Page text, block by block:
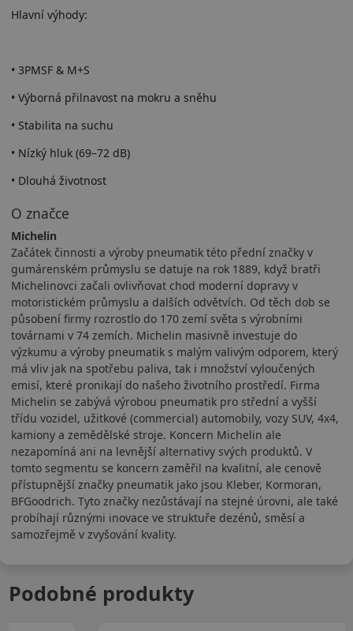
Hlavní výhody:
• 3PMSF & M+S
• Výborná přilnavost na mokru a sněhu
• Stabilita na suchu
• Nízký hluk (69–72 dB)
• Dlouhá životnost
O značce
Michelin
Začátek činnosti a výroby pneumatik této přední značky v
gumárenském průmyslu se datuje na rok 1889, když bratři
Michelinovci začali ovlivňovat chod moderní dopravy v
motoristickém průmyslu a dalších odvětvích. Od těch dob se
působení firmy rozrostlo do 170 zemí světa s výrobními
továrnami v 74 zemích. Michelin masivně investuje do
výzkumu a výroby pneumatik s malým valivým odporem, který
má vliv jak na spotřebu paliva, tak i množství vyloučených
emisí, které pronikají do našeho životního prostředí. Firma
Michelin se zabývá výrobou pneumatik pro střední a vyšší
třídu vozidel, užitkové (commercial) automobily, vozy SUV, 4x4,
kamiony a zemědělské stroje. Koncern Michelin ale
nezapomíná ani na levnější alternativy svých produktů. V
tomto segmentu se koncern zaměřil na kvalitní, ale cenově
přístupnější značky pneumatik jako jsou Kleber, Kormoran,
BFGoodrich. Tyto značky nezůstávají na stejné úrovni, ale také
probíhají různými inovace ve struktuře dezénů, směsí a
samozřejmě v zvyšování kvality.
Podobné produkty